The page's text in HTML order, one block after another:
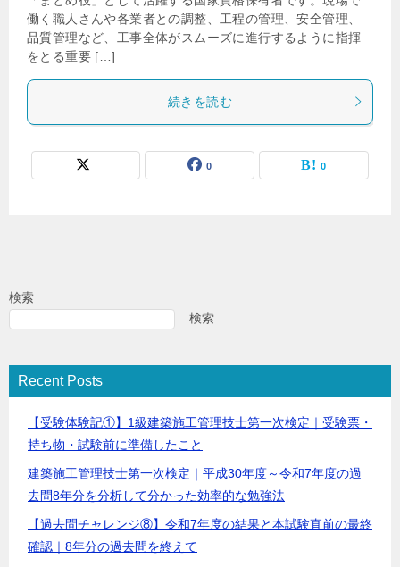
働く職人さんや各業者との調整、工程の管理、安全管理、
品質管理など、工事全体がスムーズに進行するように指揮
をとる重要 […]
続きを読む
0 0
検索
検索
Recent Posts
【受験体験記①】1級建築施工管理技士第一次検定｜受験票・
持ち物・試験前に準備したこと
建築施工管理技士第一次検定｜平成30年度～令和7年度の過
去問8年分を分析して分かった効率的な勉強法
【過去問チャレンジ⑧】令和7年度の結果と本試験直前の最終
確認｜8年分の過去問を終えて